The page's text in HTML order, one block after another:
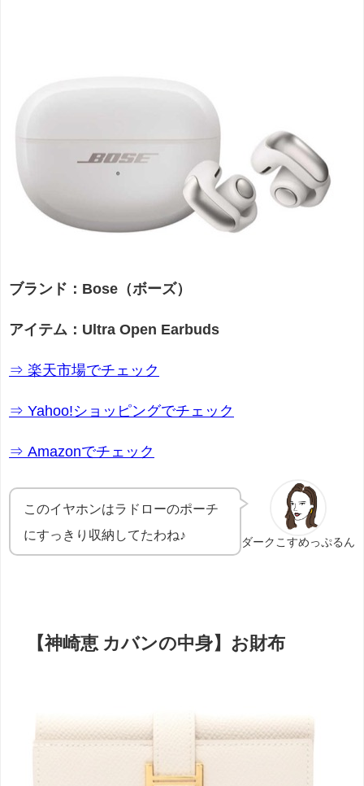
ブランド：Bose（ボーズ）
アイテム：Ultra Open Earbuds
⇒ 楽天市場でチェック
⇒ Yahoo!ショッピングでチェック
⇒ Amazonでチェック
ダークこすめっぷるん
このイヤホンはラドローのポーチ
にすっきり収納してたわね♪
【神崎恵 カバンの中身】お財布